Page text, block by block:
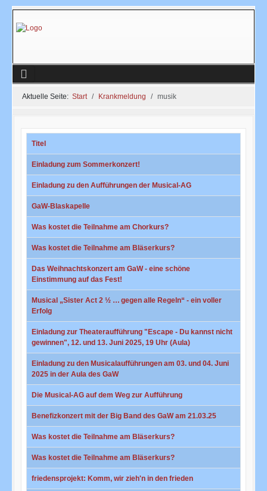
Aktuelle Seite: Start Krankmeldung musik
Titel
Einladung zum Sommerkonzert!
Einladung zu den Aufführungen der Musical-AG
GaW-Blaskapelle
Was kostet die Teilnahme am Chorkurs?
Was kostet die Teilnahme am Bläserkurs?
Das Weihnachtskonzert am GaW - eine schöne
Einstimmung auf das Fest!
Musical „Sister Act 2 ½ … gegen alle Regeln“ - ein voller
Erfolg
Einladung zur Theateraufführung "Escape - Du kannst nicht
gewinnen", 12. und 13. Juni 2025, 19 Uhr (Aula)
Einladung zu den Musicalaufführungen am 03. und 04. Juni
2025 in der Aula des GaW
Die Musical-AG auf dem Weg zur Aufführung
Benefizkonzert mit der Big Band des GaW am 21.03.25
Was kostet die Teilnahme am Bläserkurs?
Was kostet die Teilnahme am Bläserkurs?
friedensprojekt: Komm, wir zieh'n in den frieden